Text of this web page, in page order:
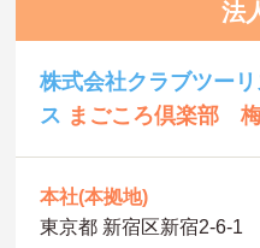
法
株式会社クラブツー
ス まごころ倶楽部
本社(本拠地)
東京都 新宿区新宿2-6-1